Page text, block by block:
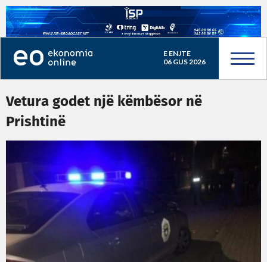
E ENJTE
06 GUS 2026
Vetura godet një këmbësor në
Prishtinë